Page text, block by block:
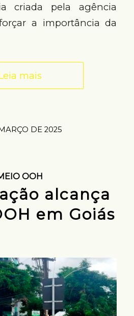
criada pela agência
a importância da
mais
DE 2025
OOH
alcança
em Goiás